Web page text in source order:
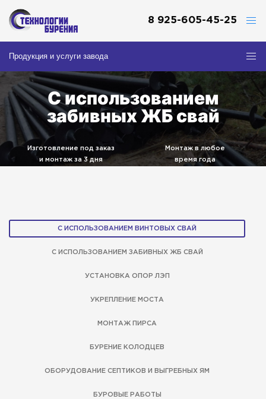
8 925-605-45-25
Продукция и услуги завода
С использованием
забивных ЖБ свай
Изготовление под заказ
и монтаж за 3 дня
Монтаж в любое
время года
С ИСПОЛЬЗОВАНИЕМ ВИНТОВЫХ СВАЙ
С ИСПОЛЬЗОВАНИЕМ ЗАБИВНЫХ ЖБ СВАЙ
УСТАНОВКА ОПОР ЛЭП
УКРЕПЛЕНИЕ МОСТА
МОНТАЖ ПИРСА
БУРЕНИЕ КОЛОДЦЕВ
ОБОРУДОВАНИЕ СЕПТИКОВ И ВЫГРЕБНЫХ ЯМ
БУРОВЫЕ РАБОТЫ